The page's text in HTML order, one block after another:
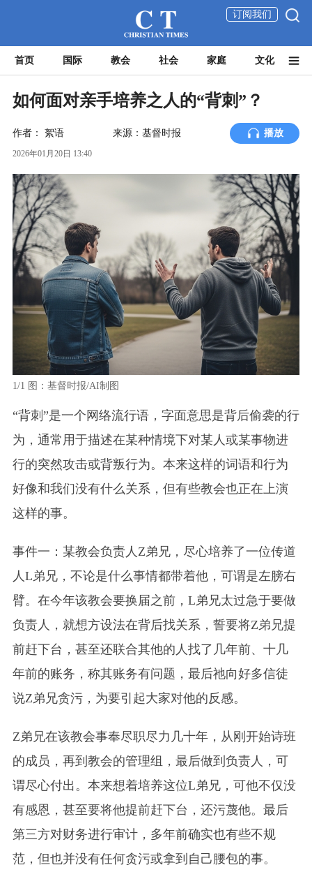
订阅我们
首页 国际 教会 社会 家庭 文化
如何面对亲手培养之人的“背刺”？
作者： 絮语 来源：基督时报 播放
2026年01月20日 13:40
1/1 图：基督时报/AI制图
“背刺”是一个网络流行语，字面意思是背后偷袭的行
为，通常用于描述在某种情境下对某人或某事物进
行的突然攻击或背叛行为。本来这样的词语和行为
好像和我们没有什么关系，但有些教会也正在上演
这样的事。
事件一：某教会负责人Z弟兄，尽心培养了一位传道
人L弟兄，不论是什么事情都带着他，可谓是左膀右
臂。在今年该教会要换届之前，L弟兄太过急于要做
负责人，就想方设法在背后找关系，誓要将Z弟兄提
前赶下台，甚至还联合其他的人找了几年前、十几
年前的账务，称其账务有问题，最后祂向好多信徒
说Z弟兄贪污，为要引起大家对他的反感。
Z弟兄在该教会事奉尽职尽力几十年，从刚开始诗班
的成员，再到教会的管理组，最后做到负责人，可
谓尽心付出。本来想着培养这位L弟兄，可他不仅没
有感恩，甚至要将他提前赶下台，还污蔑他。最后
第三方对财务进行审计，多年前确实也有些不规
范，但也并没有任何贪污或拿到自己腰包的事。